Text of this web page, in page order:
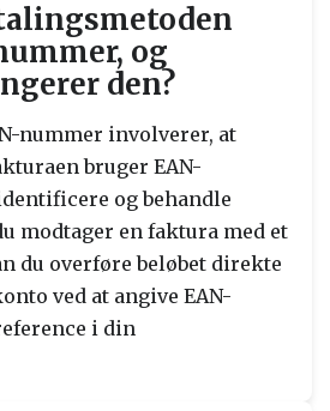
og
den?
nummer involverer, at
bruger EAN-
og behandle
modtager en faktura med et
du overføre beløbet direkte
ved at angive EAN-
i din